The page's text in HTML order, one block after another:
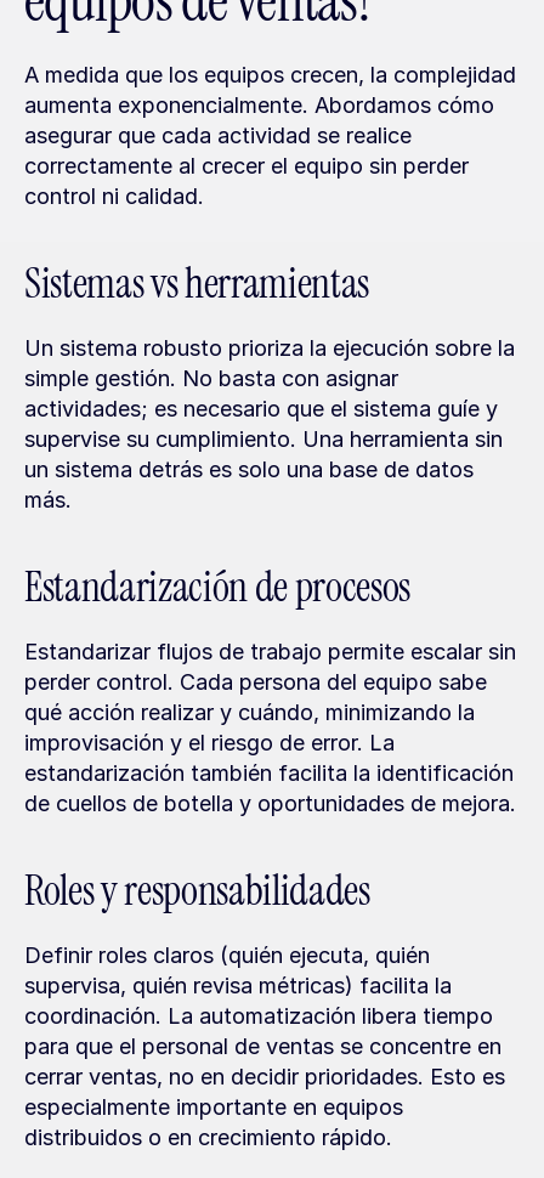
A medida que los equipos crecen, la complejidad
aumenta exponencialmente. Abordamos cómo
asegurar que cada actividad se realice
correctamente al crecer el equipo sin perder
control ni calidad.
Sistemas vs herramientas
Un sistema robusto prioriza la ejecución sobre la
simple gestión. No basta con asignar
actividades; es necesario que el sistema guíe y
supervise su cumplimiento. Una herramienta sin
un sistema detrás es solo una base de datos
más.
Estandarización de procesos
Estandarizar flujos de trabajo permite escalar sin
perder control. Cada persona del equipo sabe
qué acción realizar y cuándo, minimizando la
improvisación y el riesgo de error. La
estandarización también facilita la identificación
de cuellos de botella y oportunidades de mejora.
Roles y responsabilidades
Definir roles claros (quién ejecuta, quién
supervisa, quién revisa métricas) facilita la
coordinación. La automatización libera tiempo
para que el personal de ventas se concentre en
cerrar ventas, no en decidir prioridades. Esto es
especialmente importante en equipos
distribuidos o en crecimiento rápido.